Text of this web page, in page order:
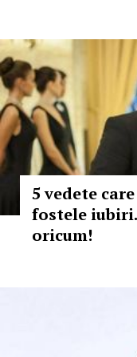
5 vedete
fostele
oricum!